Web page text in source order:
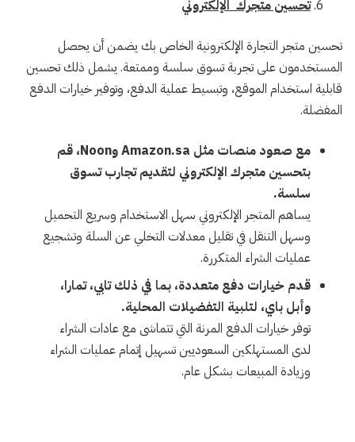
تحسين متجرك الإلكتروني
تحسين متجر التجارة الإلكترونية الخاص بك يضمن أن يحصل
المستخدمون على تجربة تسوق سلسة وممتعة. يشمل ذلك تحسين
قابلية استخدام الموقع، وتبسيط عملية الدفع، وتوفير خيارات الدفع
المفضلة.
مع صعود منصات مثل Amazon.sa وNoon، قم
بتحسين متجرك الإلكتروني لتقديم تجارب تسوق
سلسة.
يساهم المتجر الإلكتروني سهل الاستخدام وسريع التحميل
وسهل التنقل في تقليل معدلات التخلي عن السلة وتشجيع
عمليات الشراء المتكررة.
قدم خيارات دفع متعددة، بما في ذلك تابي، تمارا،
وأبل باي، لتلبية التفضيلات المحلية.
توفر خيارات الدفع المرنة التي تتماشى مع عادات الشراء
لدى المستهلكين السعوديين تسهيل إتمام عمليات الشراء
وزيادة المبيعات بشكل عام.